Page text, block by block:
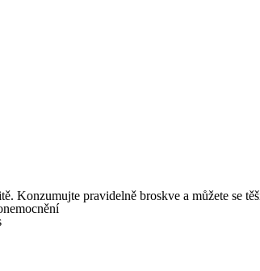
Konzumujte pravidelně broskve a můžete se